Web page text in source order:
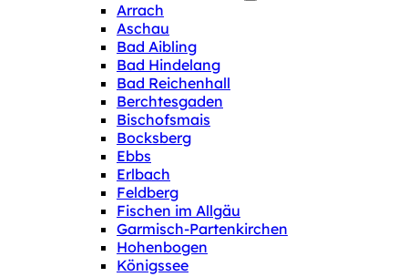
Arrach
Aschau
Bad Aibling
Bad Hindelang
Bad Reichenhall
Berchtesgaden
Bischofsmais
Bocksberg
Ebbs
Erlbach
Feldberg
Fischen im Allgäu
Garmisch-Partenkirchen
Hohenbogen
Königssee